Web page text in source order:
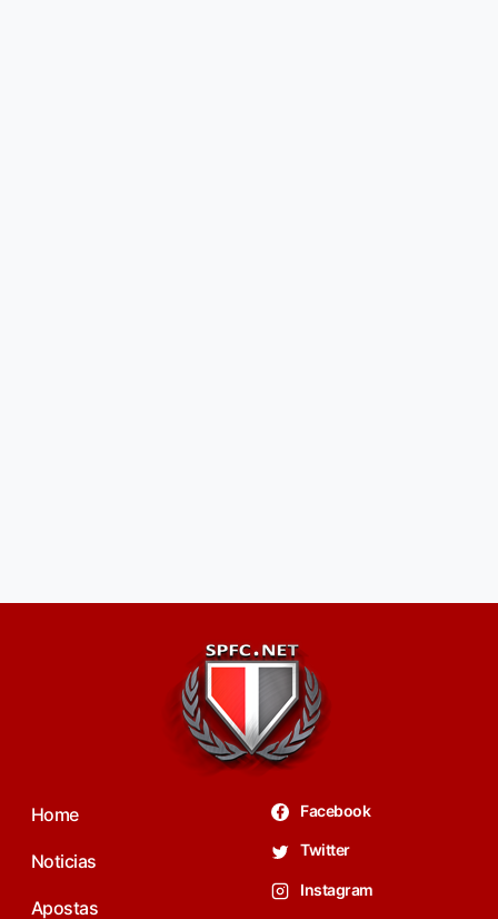
Home
Noticias
Apostas
Facebook
Twitter
Instagram